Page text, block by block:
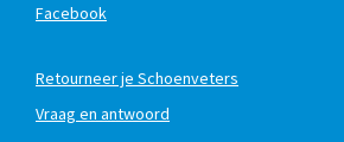
Facebook
Retourneer je Schoenveters
Vraag en antwoord